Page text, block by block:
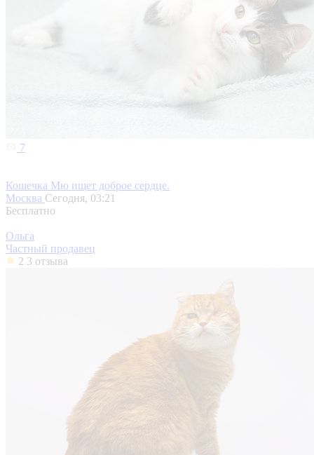
7
Кошечка Мю ищет доброе сердце.
Москва Сегодня, 03:21
Бесплатно
Ольга
Частный продавец
2 3 отзыва